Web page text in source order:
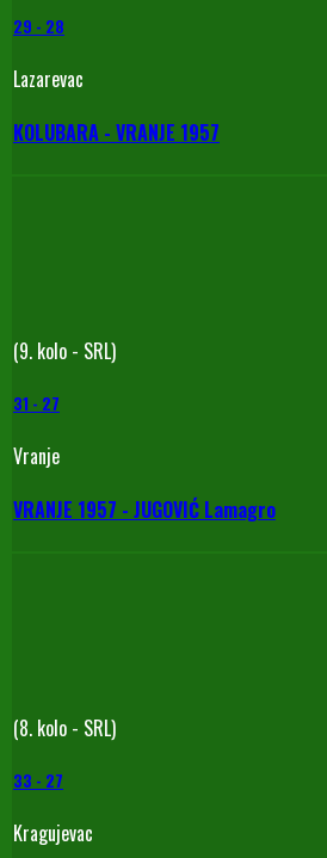
29 - 28
Lazarevac
KOLUBARA - VRANJE 1957
(9. kolo - SRL)
31 - 27
Vranje
VRANJE 1957 - JUGOVIĆ Lamagro
(8. kolo - SRL)
33 - 27
Kragujevac